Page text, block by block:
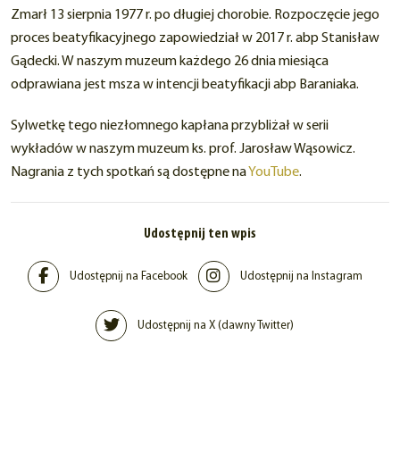
Zmarł 13 sierpnia 1977 r. po długiej chorobie. Rozpoczęcie jego
proces beatyfikacyjnego zapowiedział w 2017 r. abp Stanisław
Gądecki. W naszym muzeum każdego 26 dnia miesiąca
odprawiana jest msza w intencji beatyfikacji abp Baraniaka.
Sylwetkę tego niezłomnego kapłana przybliżał w serii
wykładów w naszym muzeum ks. prof. Jarosław Wąsowicz.
Nagrania z tych spotkań są dostępne naYouTube.
Udostępnij ten wpis
Udostępnij na Facebook Udostępnij na Instagram
Udostępnij na X (dawny Twitter)